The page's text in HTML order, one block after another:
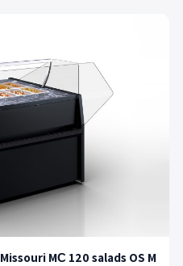
Missouri MС 120 salads OS M